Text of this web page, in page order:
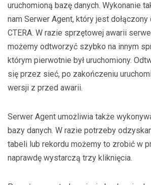
uruchomioną bazę danych. Wykonanie
nam Serwer Agent, który jest
CTERA. W razie sprzętowej awarii
możemy odtworzyć szybko na innym
którym pierwotnie był uruchomiony.
się przez sieć, po zakończeniu
wersji z przed awarii.
Serwer Agent umożliwia także
bazy danych. W razie potrzeby
tabeli lub rekordu możemy to zrobić w
naprawdę wystarczą trzy kliknięcia.